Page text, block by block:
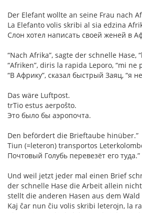
Der Elefant wollte an seine Frau nach
La Elefanto volis skribi al sia edzina
Слон хотел написать своей женей в
“Nach Afrika”, sagte der schnelle Hase,
“Afriken”, diris la rapida Leporo, “mi ne
“В Африку”, сказал быстрый Заяц, “я
Das wäre Luftpost.
trTio estus aerpoŝto.
Это было бы аэропочта.
Den befördert die Brieftaube hinüber.”
Tiun (=leteron) transportos
Почтовый Голубь перевезёт его туда.”
Und weil jetzt jeder mal einen Brief
der schnelle Hase die Arbeit allein
stellt die anderen Hasen aus dem
Kaj ĉar nun ĉiu volis skribi leterojn, la